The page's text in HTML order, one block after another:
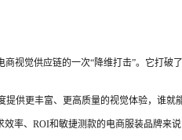
视觉供应链的一次“降维打击”。它打破
供更丰富、更高质量的视觉体验，谁就
率、ROI和敏捷测款的电商服装品牌来